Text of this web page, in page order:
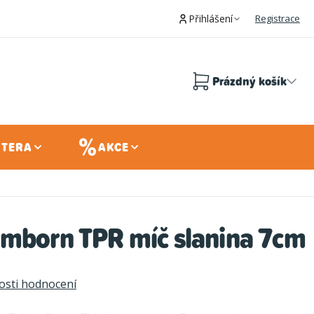
Přihlášení Registrace
Prázdný košík
AKCE
TPR míč slanina 7cm
hodnocení